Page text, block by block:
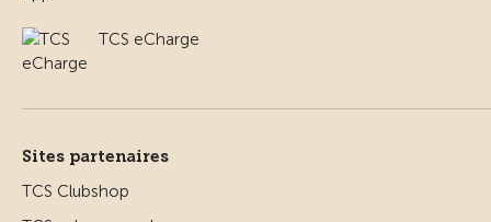
TCS eCharge
Sites partenaires
TCS Clubshop